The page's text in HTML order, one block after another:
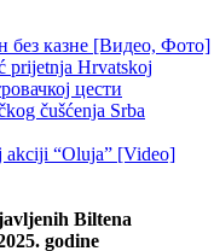
без казне [Видео, Фото]
prijetnja Hrvatskoj
цести
čušćenja Srba
akciji “Oluja” [Video]
Biltena
godine